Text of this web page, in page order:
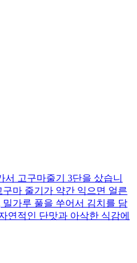
고구마줄기 3단을 샀습니
마 줄기가 약간 익으면 얼른
가루 풀을 쑤어서 김치를 담
연적인 단맛과 아삭한 식감에